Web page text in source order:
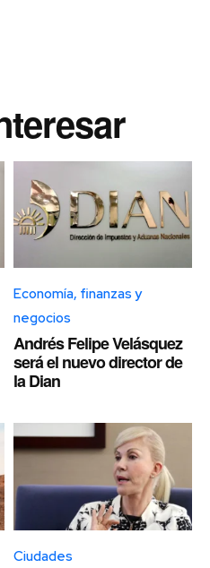
Economía, finanzas y
negocios
Andrés Felipe Velásquez
será el nuevo director de
la Dian
Ciudades